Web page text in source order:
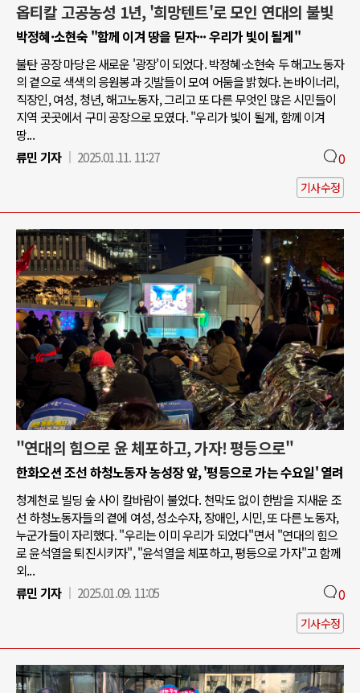
옵티칼 고공농성 1년, '희망텐트'로 모인 연대의 불빛
박정혜·소현숙 "함께 이겨 땅을 딛자··· 우리가 빛이 될게"
불탄 공장 마당은 새로운 '광장'이 되었다. 박정혜·소현숙 두 해고노동자
의 곁으로 색색의 응원봉과 깃발들이 모여 어둠을 밝혔다. 논바이너리,
직장인, 여성, 청년, 해고노동자, 그리고 또 다른 무엇인 많은 시민들이
지역 곳곳에서 구미 공장으로 모였다. "우리가 빛이 될게, 함께 이겨
땅...
류민 기자
2025.01.11. 11:27 0
기사수정
"연대의 힘으로 윤 체포하고, 가자! 평등으로"
한화오션 조선 하청노동자 농성장 앞, '평등으로 가는 수요일' 열려
청계천로 빌딩 숲 사이 칼바람이 불었다. 천막도 없이 한밤을 지새운 조
선 하청노동자들의 곁에 여성, 성소수자, 장애인, 시민, 또 다른 노동자,
누군가들이 자리했다. "우리는 이미 우리가 되었다"면서 "연대의 힘으
로 윤석열을 퇴진시키자", "윤석열을 체포하고, 평등으로 가자"고 함께
외...
류민 기자
2025.01.09. 11:05 0
기사수정